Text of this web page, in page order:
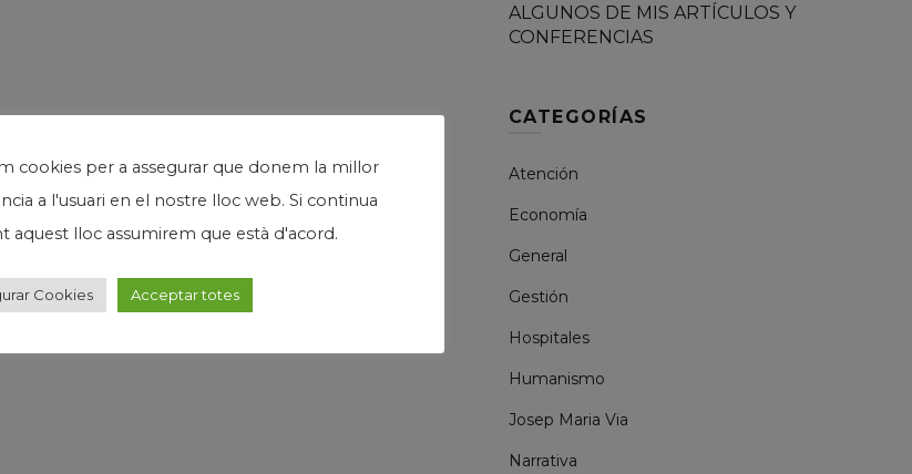
ALGUNOS DE MIS ARTÍCULOS Y
CONFERENCIAS
CATEGORÍAS
Atención
Economía
General
Gestión
Hospitales
Humanismo
Josep Maria Via
Narrativa
cookies per a assegurar que donem la millor
a l'usuari en el nostre lloc web. Si continua
aquest lloc assumirem que està d'acord.
Cookies Acceptar totes